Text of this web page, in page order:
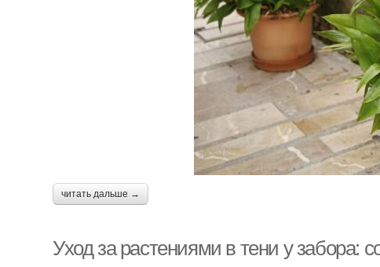
читать дальше →
Уход за растениями в тени у забора: